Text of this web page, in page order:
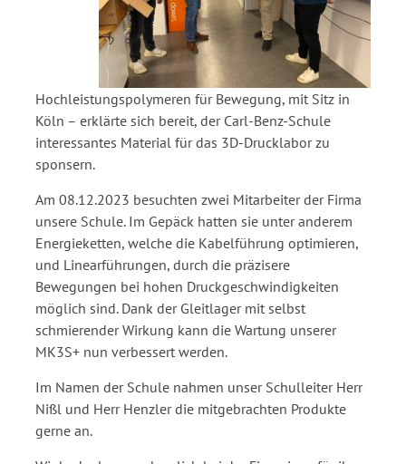
Hochleistungspolymeren für Bewegung, mit Sitz in
Köln – erklärte sich bereit, der Carl-Benz-Schule
interessantes Material für das 3D-Drucklabor zu
sponsern.
Am 08.12.2023 besuchten zwei Mitarbeiter der Firma
unsere Schule. Im Gepäck hatten sie unter anderem
Energieketten, welche die Kabelführung optimieren,
und Linearführungen, durch die präzisere
Bewegungen bei hohen Druckgeschwindigkeiten
möglich sind. Dank der Gleitlager mit selbst
schmierender Wirkung kann die Wartung unserer
MK3S+ nun verbessert werden.
Im Namen der Schule nahmen unser Schulleiter Herr
Nißl und Herr Henzler die mitgebrachten Produkte
gerne an.